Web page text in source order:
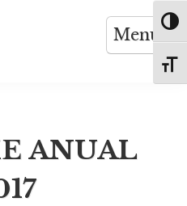
Menú
ANUAL